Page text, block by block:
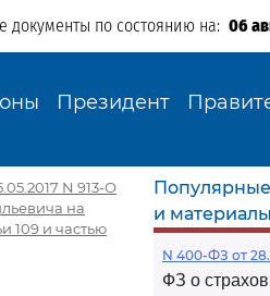
документы по состоянию на: 06
Президент
N 913-О
на
109 и частью
Популярные
и материалы
N 400-ФЗ от
ФЗ о